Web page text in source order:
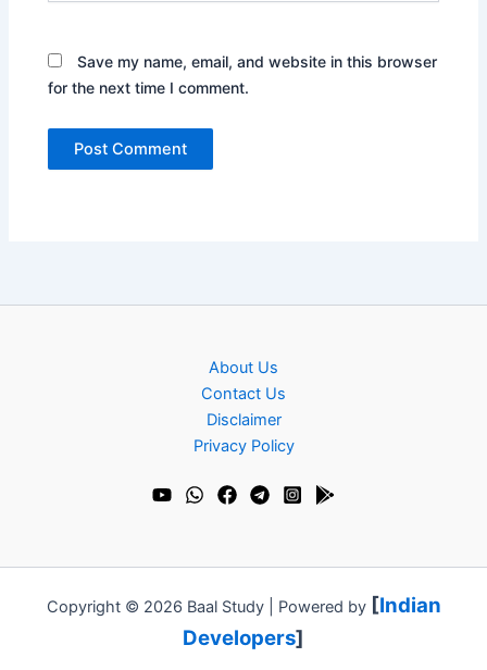
Save my name, email, and website in this browser
for the next time I comment.
About Us
Contact Us
Disclaimer
Privacy Policy
Copyright © 2026 Baal Study | Powered by [Indian
Developers]